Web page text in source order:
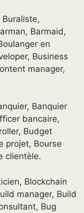
Barmaid,
en
Business
manager,
Banquier
bancaire,
Budget
projet, Bourse
clientèle.
Blockchain
manager, Build
Bug